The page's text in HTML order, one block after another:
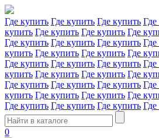
Где купить Где купить Где купить Где
купить Где купить Где купить Где
Где купить Где купить Где купить Где
купить Где купить Где купить Где
Где купить Где купить Где купить Где
купить Где купить Где купить Где
Где купить Где купить Где купить Где
купить Где купить Где купить Где
Где купить Где купить Где купить Где
0